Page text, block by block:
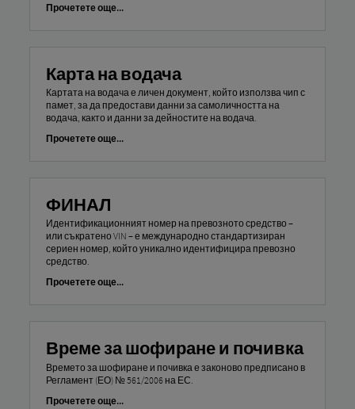
Прочетете още...
Карта на водача
Картата на водача е личен документ, който използва чип с
памет, за да предостави данни за самоличността на
водача, както и данни за дейностите на водача.
Прочетете още...
ФИНАЛ
Идентификационният номер на превозното средство –
или съкратено VIN – е международно стандартизиран
сериен номер, който уникално идентифицира превозно
средство.
Прочетете още...
Време за шофиране и почивка
Времето за шофиране и почивка е законово предписано в
Регламент (ЕО) № 561/2006 на ЕС.
Прочетете още...